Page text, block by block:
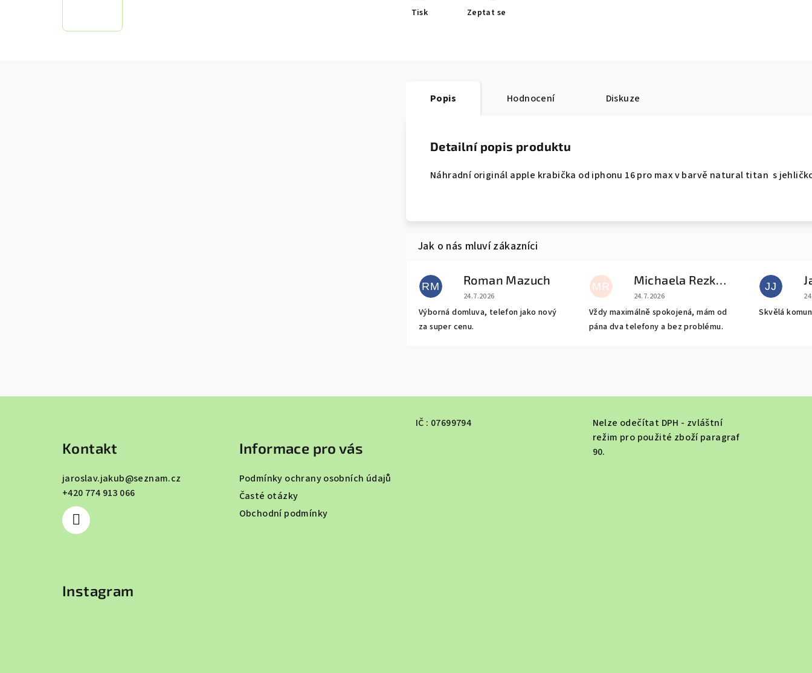
Tisk Zeptat se
Popis Hodnocení Diskuze
Detailní popis produktu
Náhradní originál apple krabička od iphonu 16 pro max v barvě natural titan s
RM Roman Mazuch
Hodnocení obchodu je 5 z 5 hvězdiček.
24.7.2026
Výborná domluva, telefon jako nový
za super cenu.
MR Michaela Rezková
Hodnocení obchodu je 5 z 5 hvězdiček.
24.7.2026
Vždy maximálně spokojená, mám od
pána dva telefony a bez problému.
JJ
Skvělá
Kontakt
jaroslav.jakub@seznam.cz
+420 774 913 066
Informace pro vás
Podmínky ochrany osobních údajů
Časté otázky
Obchodní podmínky
IČ : 07699794
Nelze odečítat DPH - zvláštní
režim pro použité zboží paragraf
90.
Instagram